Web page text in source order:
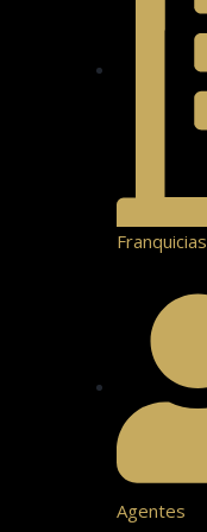
Franquicias
Agentes